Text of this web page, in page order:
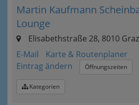
Martin Kaufmann
Lounge
Elisabethstraße 28, 8010 Graz
E-Mail
Karte & Routenplaner
Eintrag ändern
Öffnungszeiten
Kategorien